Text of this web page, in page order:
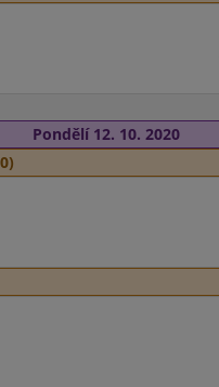
Pondělí 12. 10. 2020